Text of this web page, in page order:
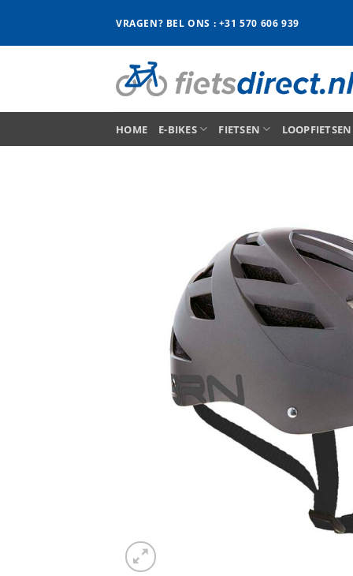
inhoud
VRAGEN? BEL ONS : +31 570 606 939
HOME E-BIKES FIETSEN LOOPFIETSEN